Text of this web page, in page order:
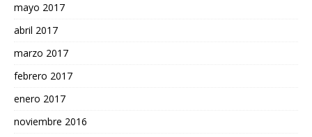
mayo 2017
abril 2017
marzo 2017
febrero 2017
enero 2017
noviembre 2016